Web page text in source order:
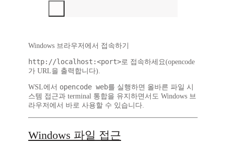
Windows 브라우저에서 접속하기
http://localhost:<port>로 접속하세요(opencode
가 URL을 출력합니다).
WSL에서 opencode web를 실행하면 올바른 파일 시
스템 접근과 terminal 통합을 유지하면서도 Windows 브
라우저에서 바로 사용할 수 있습니다.
Windows 파일 접근